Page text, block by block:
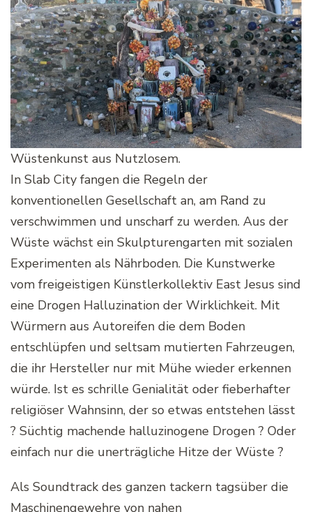
Wüstenkunst aus Nutzlosem.
In Slab City fangen die Regeln der
konventionellen Gesellschaft an, am Rand zu
verschwimmen und unscharf zu werden. Aus der
Wüste wächst ein Skulpturengarten mit sozialen
Experimenten als Nährboden. Die Kunstwerke
vom freigeistigen Künstlerkollektiv East Jesus sind
eine Drogen Halluzination der Wirklichkeit. Mit
Würmern aus Autoreifen die dem Boden
entschlüpfen und seltsam mutierten Fahrzeugen,
die ihr Hersteller nur mit Mühe wieder erkennen
würde. Ist es schrille Genialität oder fieberhafter
religiöser Wahnsinn, der so etwas entstehen lässt
? Süchtig machende halluzinogene Drogen ? Oder
einfach nur die unerträgliche Hitze der Wüste ?
Als Soundtrack des ganzen tackern tagsüber die
Maschinengewehre von nahen